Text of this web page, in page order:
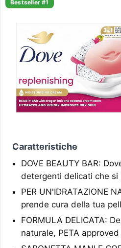
Bestseller #1
Caratteristiche
DOVE BEAUTY BAR:
detergenti delicati che
PER UN'IDRATAZIONE
prende cura della tua
FORMULA DELICATA:
naturale, PETA approved